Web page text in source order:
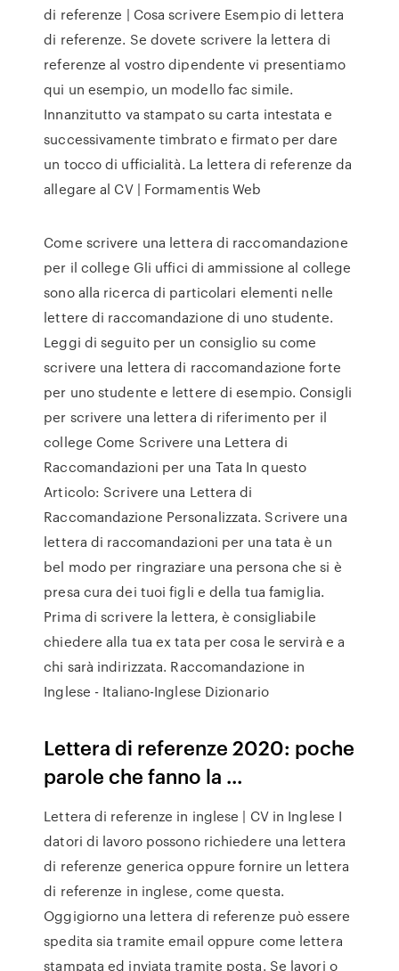
di referenze | Cosa scrivere Esempio di lettera
di referenze. Se dovete scrivere la lettera di
referenze al vostro dipendente vi presentiamo
qui un esempio, un modello fac simile.
Innanzitutto va stampato su carta intestata e
successivamente timbrato e firmato per dare
un tocco di ufficialità. La lettera di referenze da
allegare al CV | Formamentis Web
Come scrivere una lettera di raccomandazione
per il college Gli uffici di ammissione al college
sono alla ricerca di particolari elementi nelle
lettere di raccomandazione di uno studente.
Leggi di seguito per un consiglio su come
scrivere una lettera di raccomandazione forte
per uno studente e lettere di esempio. Consigli
per scrivere una lettera di riferimento per il
college Come Scrivere una Lettera di
Raccomandazioni per una Tata In questo
Articolo: Scrivere una Lettera di
Raccomandazione Personalizzata. Scrivere una
lettera di raccomandazioni per una tata è un
bel modo per ringraziare una persona che si è
presa cura dei tuoi figli e della tua famiglia.
Prima di scrivere la lettera, è consigliabile
chiedere alla tua ex tata per cosa le servirà e a
chi sarà indirizzata. Raccomandazione in
Inglese - Italiano-Inglese Dizionario
Lettera di referenze 2020: poche
parole che fanno la ...
Lettera di referenze in inglese | CV in Inglese I
datori di lavoro possono richiedere una lettera
di referenze generica oppure fornire un lettera
di referenze in inglese, come questa.
Oggigiorno una lettera di referenze può essere
spedita sia tramite email oppure come lettera
stampata ed inviata tramite posta. Se lavori o